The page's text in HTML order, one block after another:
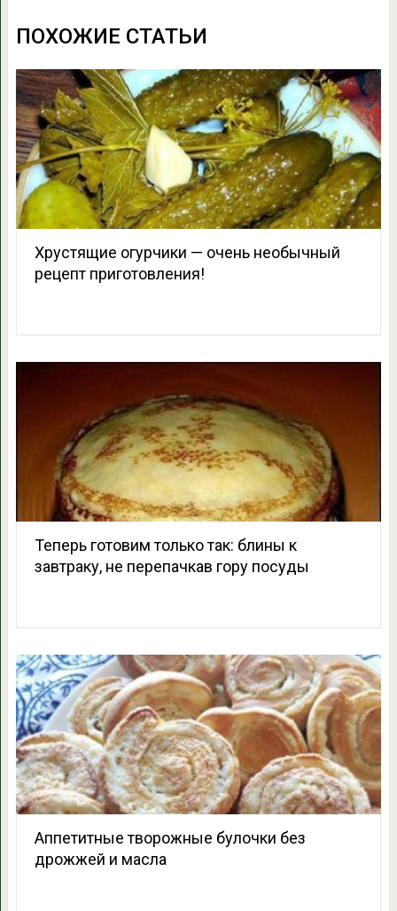
ПОХОЖИЕ СТАТЬИ
Хрустящие огурчики — очень необычный
рецепт приготовления!
Теперь готовим только так: блины к
завтраку, не перепачкав гору посуды
Аппетитные творожные булочки без
дрожжей и масла